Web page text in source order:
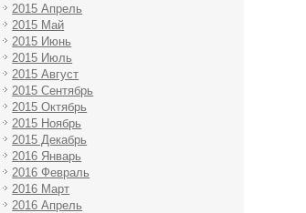
2015 Апрель
2015 Май
2015 Июнь
2015 Июль
2015 Август
2015 Сентябрь
2015 Октябрь
2015 Ноябрь
2015 Декабрь
2016 Январь
2016 Февраль
2016 Март
2016 Апрель